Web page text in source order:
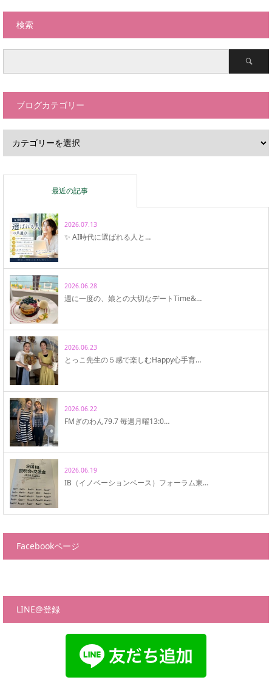
検索
ブログカテゴリー
最近の記事
2026.07.13
✨ AI時代に選ばれる人と…
2026.06.28
週に一度の、娘との大切なデートTime&…
2026.06.23
とっこ先生の５感で楽しむHappy心手育…
2026.06.22
FMぎのわん79.7 毎週月曜13:0…
2026.06.19
IB（イノベーションベース）フォーラム東…
Facebookページ
LINE@登録